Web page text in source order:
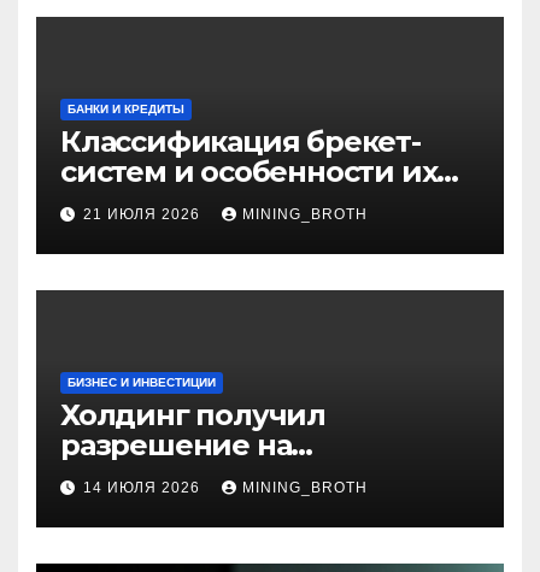
БАНКИ И КРЕДИТЫ
Классификация брекет-
систем и особенности их
установки
21 ИЮЛЯ 2026 MINING_BROTH
БИЗНЕС И ИНВЕСТИЦИИ
Холдинг получил
разрешение на
приобретение банка в
Турции
14 ИЮЛЯ 2026 MINING_BROTH